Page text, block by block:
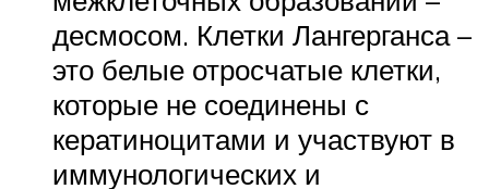
десмосом. Клетки Лангерганса –
это белые отросчатые клетки,
которые не соединены с
кератиноцитами и участвуют в
иммунологических и